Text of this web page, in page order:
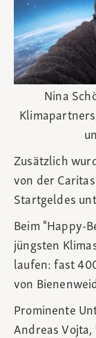
Nina
Zusätzlich
von der
Startgeldes
Beim "Happy-
jüngsten
laufen: fast
von
Prominente
Andreas Vojta,